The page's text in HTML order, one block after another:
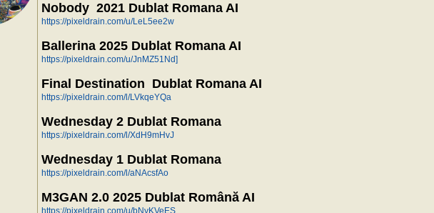
Nobody 2021 Dublat Romana AI
https://pixeldrain.com/u/LeL5ee2w
Ballerina 2025 Dublat Romana AI
https://pixeldrain.com/u/JnMZ51Nd]
Final Destination Dublat Romana AI
https://pixeldrain.com/l/LVkqeYQa
Wednesday 2 Dublat Romana
https://pixeldrain.com/l/XdH9mHvJ
Wednesday 1 Dublat Romana
https://pixeldrain.com/l/aNAcsfAo
M3GAN 2.0 2025 Dublat Română AI